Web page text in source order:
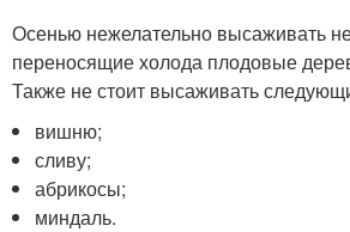
Осенью нежелательно высаживать
переносящие холода плодовые
Также не стоит высаживать
вишню;
сливу;
абрикосы;
миндаль.